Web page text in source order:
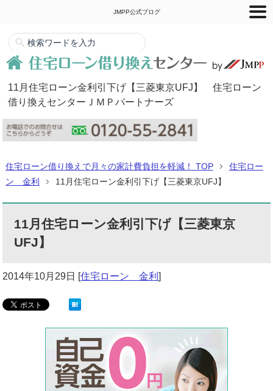
11月住宅ローン金利引下げ【三菱東京UFJ】 住宅ローン
借り換えセンターＪＭＰパートナーズ
住宅ローン借り換えで月々の家計費負担を軽減！ TOP
住宅ロー
ン 金利
11月住宅ローン金利引下げ【三菱東京UFJ】
11月住宅ローン金利引下げ【三菱東京
UFJ】
2014年10月29日 [住宅ローン 金利]
JMPP公式ブログ